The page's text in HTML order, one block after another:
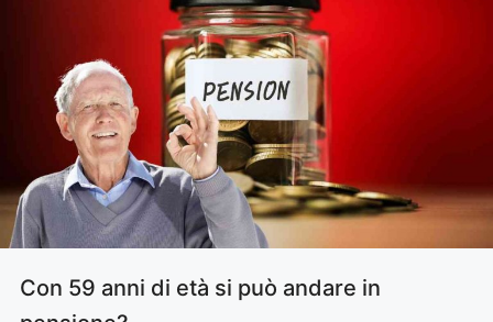
Con 59 anni di età si può andare in